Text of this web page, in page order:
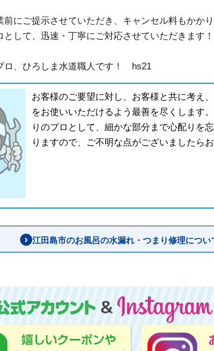
前にご提示させていただき、キャンセル料もかかり
として、迅速・丁寧にご対応させていただきます！
ロ、ひろしま水道職人です！ hs21
お客様のご要望に対し、お客様と共に考え
をお使いいただけるよう最善を尽くします
りのプロとして、細かな部分まで心配りを
りますので、ご不明な点がございましたら
江田島市のお風呂の水漏れ・つまり修理につい